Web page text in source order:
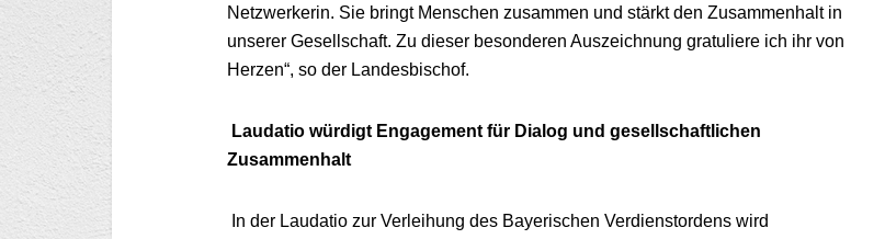
Netzwerkerin. Sie bringt Menschen zusammen und stärkt den Zusammenhalt in
unserer Gesellschaft. Zu dieser besonderen Auszeichnung gratuliere ich ihr von
Herzen“, so der Landesbischof.
Laudatio würdigt Engagement für Dialog und gesellschaftlichen
Zusammenhalt
In der Laudatio zur Verleihung des Bayerischen Verdienstordens wird